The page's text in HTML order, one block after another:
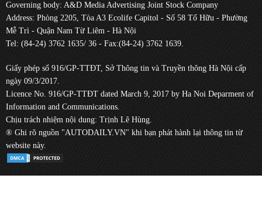
Governing body: A&D Media Advertising Joint Stock Company
Address: Phòng 2205, Tòa A3 Ecolife Capitol - Số 58 Tố Hữu - Phường
Mễ Trì - Quận Nam Từ Liêm - Hà Nội
Tel: (84-24) 3762 1635/ 36 - Fax:(84-24) 3762 1639.
Giấy phép số 916/GP-TTĐT, Sở Thông tin và Truyền thông Hà Nội cấp
ngày 09/3/2017.
Licence No. 916/GP-TTĐT dated March 9, 2017 by Ha Noi Deparment of
Information and Communications.
Chịu trách nhiệm nội dung: Trịnh Lê Hùng.
® Ghi rõ nguồn "AUTODAILY.VN" khi bạn phát hành lại thông tin từ
website này.